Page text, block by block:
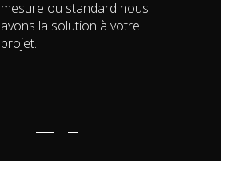
mesure ou standard nous
avons la solution à votre
projet.